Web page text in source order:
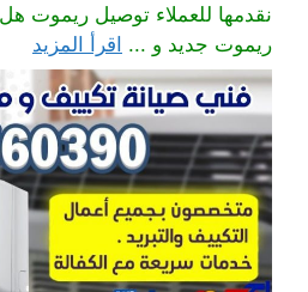
نقدمها للعملاء توصيل ريموت
ريموت جديد و ... اقرأ المزيد